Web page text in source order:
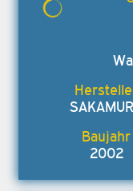
2002